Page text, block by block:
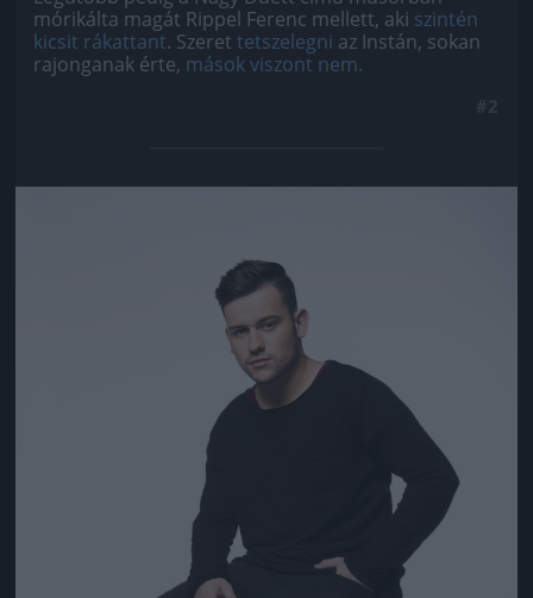
mórikálta magát Rippel Ferenc mellett, aki szintén
kicsit rákattant. Szeret tetszelegni az Instán, sokan
rajonganak érte, mások viszont nem.